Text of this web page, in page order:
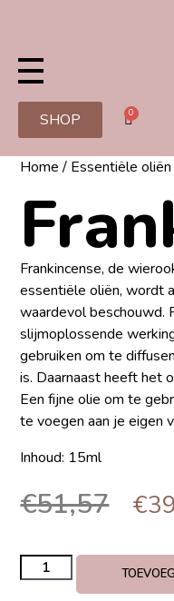
SHOP 0
Home/ Essentiële oliën
Frankincense, de
essentiële oliën, wordt
waardevol beschouwd.
slijmoplossende
gebruiken om te
is. Daarnaast heeft het
Een fijne olie om te
te voegen aan je eigen
Inhoud: 15ml
€51,57 €